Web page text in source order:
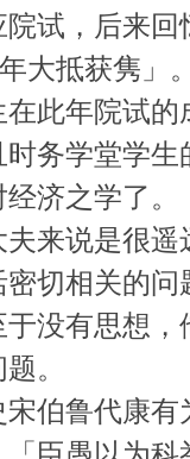
试，后来
大抵获隽」
此年院试
务学堂学
济之学了
来说是很
切相关的
于没有思想
。
伯鲁代康